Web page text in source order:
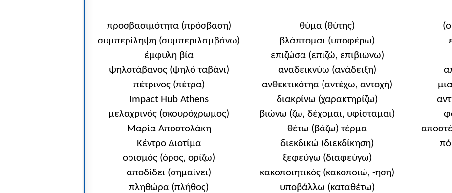
προσβασιμότητα (πρόσβαση)
συμπερίληψη (συμπεριλαμβάνω)
έμφυλη βία
ψηλοτάβανος (ψηλό ταβάνι)
πέτρινος (πέτρα)
Impact Hub Athens
μελαχρινός (σκουρόχρωμος)
Μαρία Αποστολάκη
Κέντρο Διοτίμα
ορισμός (όρος, ορίζω)
αποδίδει (σημαίνει)
πληθώρα (πλήθος)
θύμα (θύτης)
βλάπτομαι (υποφέρω)
επιζώσα (επιζώ, επιβιώνω)
αναδεικνύω (ανάδειξη)
ανθεκτικότηα (αντέχω, αντοχή)
διακρίνω (χαρακτηρίζω)
βιώνω (ζω, δέχομαι, υφίσταμαι)
θέτω (βάζω) τέρμα
διεκδικώ (διεκδίκηση)
ξεφεύγω (διαφεύγω)
κακοποιητικός (κακοποιώ, -ηση)
υποβάλλω (καταθέτω)